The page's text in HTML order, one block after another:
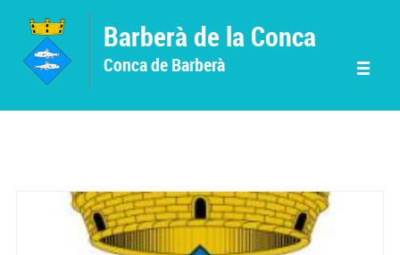
Barberà de la Conca
Conca de Barberà